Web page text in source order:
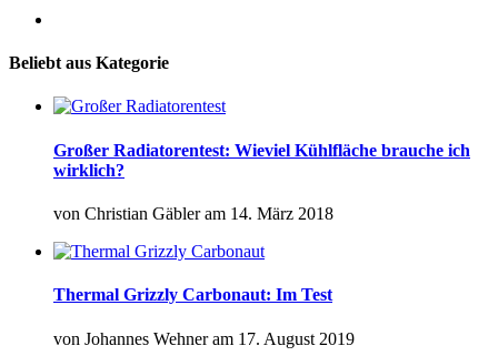
Beliebt aus Kategorie
Großer Radiatorentest: Wieviel Kühlfläche brauche ich
wirklich?
von Christian Gäbleram 14. März 2018
Thermal Grizzly Carbonaut: Im Test
von Johannes Wehneram 17. August 2019